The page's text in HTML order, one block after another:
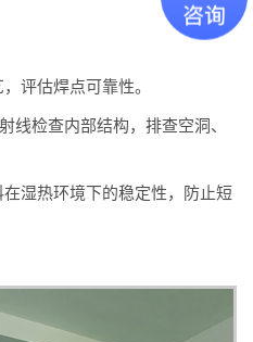
评估焊点可靠性。
线检查内部结构，排查空洞、
湿热环境下的稳定性，防止短